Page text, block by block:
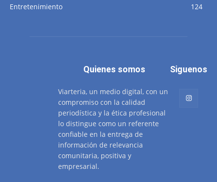
Entretenimiento
124
Quienes somos
Viarteria, un medio digital, con un
compromiso con la calidad
periodística y la ética profesional
lo distingue como un referente
confiable en la entrega de
información de relevancia
comunitaria, positiva y
empresarial.
Siguenos